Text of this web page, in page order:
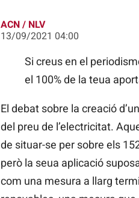
ACN / NLV
13/09/2021 04:00
Si creus en el
el 100% de la teua
El debat sobre la creació
del preu de l’electricitat.
de situar-se per sobre els
però la seua aplicació
com una mesura a llarg